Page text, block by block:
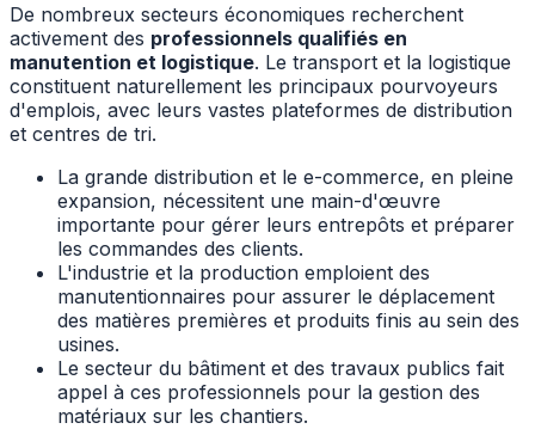
De nombreux secteurs économiques recherchent
activement des professionnels qualifiés en
manutention et logistique. Le transport et la logistique
constituent naturellement les principaux pourvoyeurs
d'emplois, avec leurs vastes plateformes de distribution
et centres de tri.
La grande distribution et le e-commerce, en pleine
expansion, nécessitent une main-d'œuvre
importante pour gérer leurs entrepôts et préparer
les commandes des clients.
L'industrie et la production emploient des
manutentionnaires pour assurer le déplacement
des matières premières et produits finis au sein des
usines.
Le secteur du bâtiment et des travaux publics fait
appel à ces professionnels pour la gestion des
matériaux sur les chantiers.